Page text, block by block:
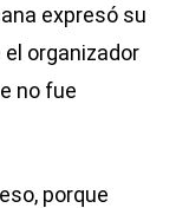
expresó su
organizador
no fue
porque